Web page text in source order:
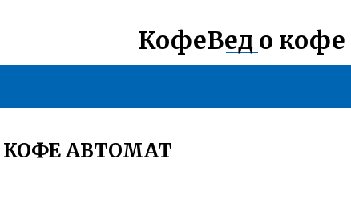
КофеВед о кофе
КОФЕ АВТОМАТ